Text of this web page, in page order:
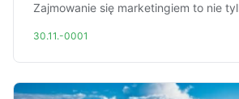
Zajmowanie się marketingiem to nie
30.11.-0001